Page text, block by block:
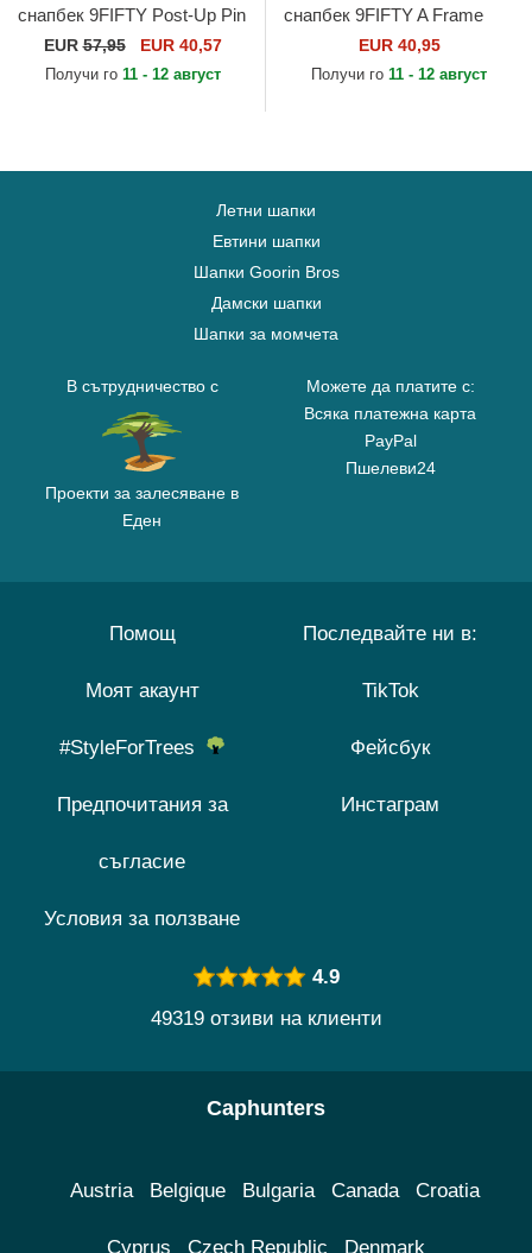
снапбек 9FIFTY Post-Up Pin
на New York Yankees MLB
от New Era
EUR57,95 EUR 40,57
Получи го 11 - 12 август
снапбек 9FIFTY A Frame
Ring на Detroit Tigers MLB
от New Era
EUR 40,95
Получи го 11 - 12 август
Летни шапки
Евтини шапки
Шапки Goorin Bros
Дамски шапки
Шапки за момчета
В сътрудничество с
Проекти за залесяване в
Еден
Можете да платите с:
Всяка платежна карта
PayPal
Пшелеви24
Помощ
Моят акаунт
#StyleForTrees
Предпочитания за
съгласие
Условия за ползване
Последвайте ни в:
TikTok
Фейсбук
Инстаграм
4.9
49319 отзиви на клиенти
Caphunters
Austria Belgique Bulgaria Canada Croatia
Cyprus Czech Republic Denmark